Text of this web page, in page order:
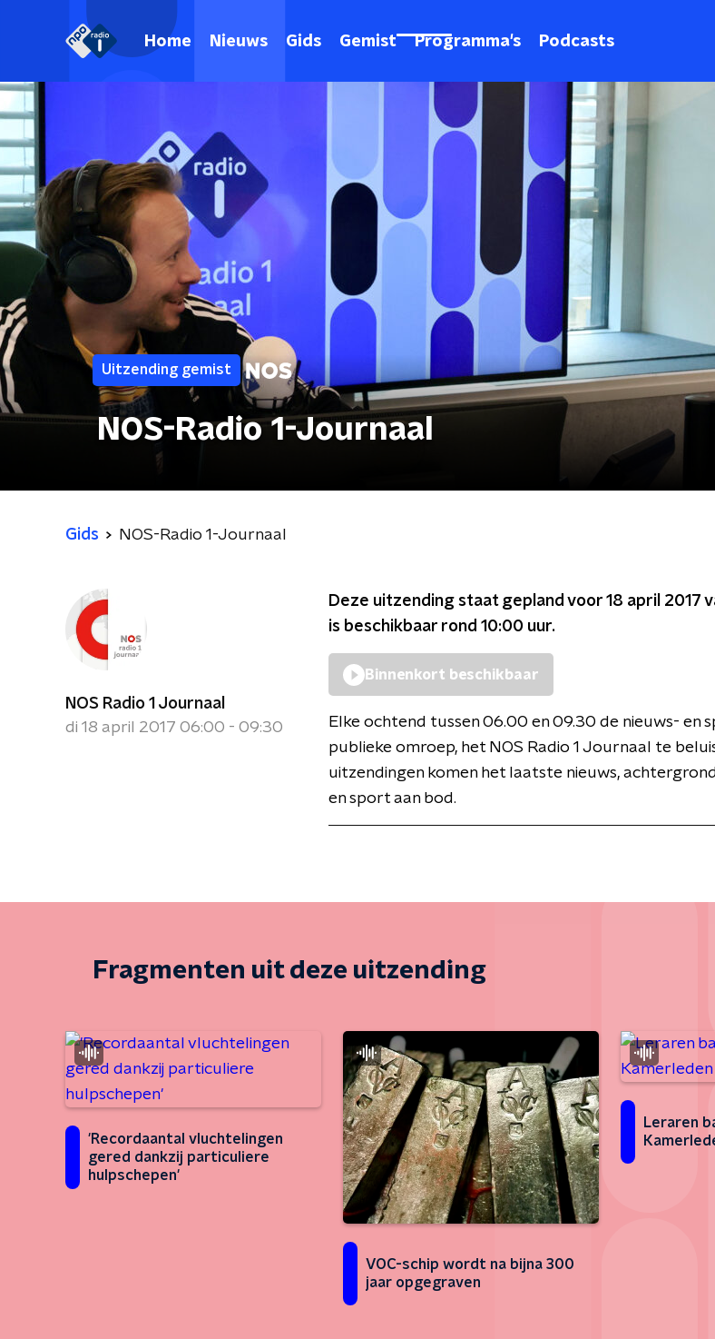
Home Nieuws Gids Gemist Programma's Podcasts
Uitzending gemist
NOS-Radio 1-Journaal
Gids NOS-Radio 1-Journaal
NOS Radio 1 Journaal
di 18 april 2017 06:00 - 09:30
Deze uitzending staat gepland voor 18 april 2017
is beschikbaar rond 10:00 uur.
Binnenkort beschikbaar
Elke ochtend tussen 06.00 en 09.30 de nieuws- en
publieke omroep, het NOS Radio 1 Journaal te
uitzendingen komen het laatste nieuws,
en sport aan bod.
Fragmenten uit deze uitzending
'Recordaantal vluchtelingen
gered dankzij particuliere
hulpschepen'
VOC-schip wordt na bijna 300
jaar opgegraven
Leraren